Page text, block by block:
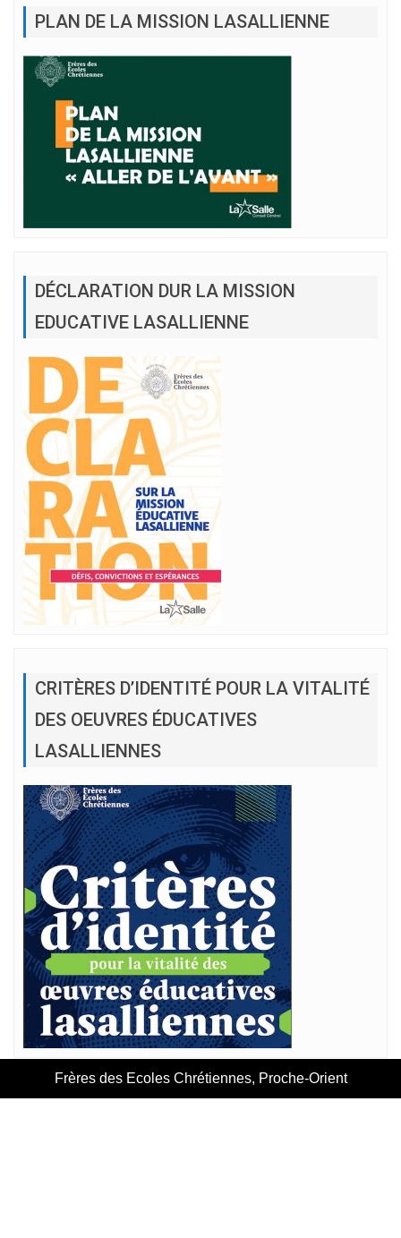
PLAN DE LA MISSION LASALLIENNE
DÉCLARATION DUR LA MISSION
EDUCATIVE LASALLIENNE
CRITÈRES D’IDENTITÉ POUR LA VITALITÉ
DES OEUVRES ÉDUCATIVES
LASALLIENNES
Frères des Ecoles Chrétiennes, Proche-Orient